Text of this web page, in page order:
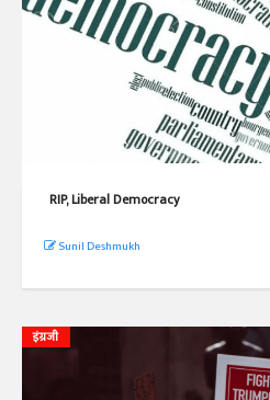
RIP, Liberal Democracy
Sunil Deshmukh
इंग्रजी